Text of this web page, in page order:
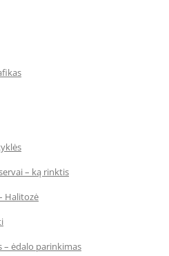
– ką rinktis
Halitozė
– ėdalo parinkimas